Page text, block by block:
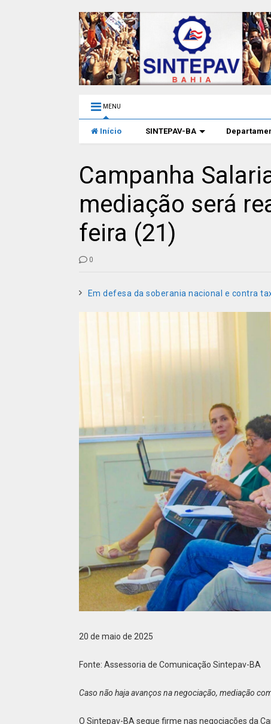
MENU
Início SINTEPAV-BA
Campanha
mediação será
feira (21)
0
Em defesa da soberania nacional e contra
20 de maio de 2025
Fonte: Assessoria de Comunicação Sintepav-BA
Caso não haja avanços na negociação, mediação
O Sintepav-BA segue firme nas negociações da